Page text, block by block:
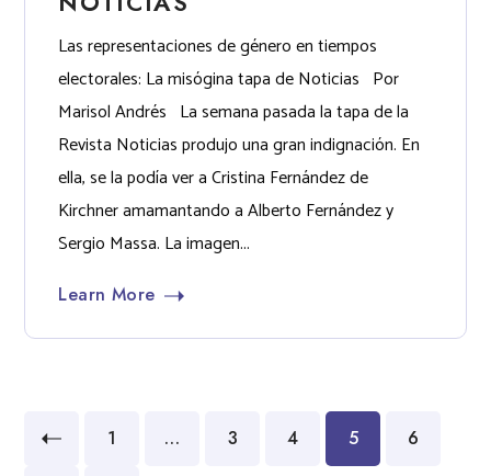
Las representaciones de género en tiempos
electorales: La misógina tapa de Noticias Por
Marisol Andrés La semana pasada la tapa de la
Revista Noticias produjo una gran indignación. En
ella, se la podía ver a Cristina Fernández de
Kirchner amamantando a Alberto Fernández y
Sergio Massa. La imagen...
Learn More
1 … 3 4 5 6